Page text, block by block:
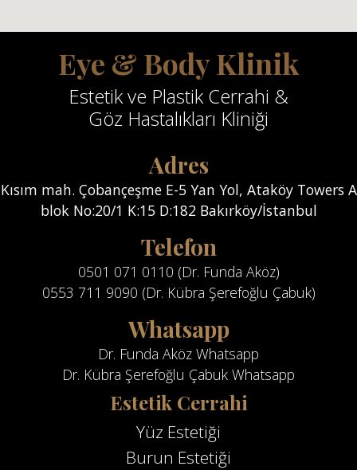
Eye & Body Klinik
Estetik ve Plastik Cerrahi &
Göz Hastalıkları Kliniği
Adres
Kısım mah. Çobançeşme E-5 Yan Yol, Ataköy Towers A
blok No:20/1 K:15 D:182 Bakırköy/İstanbul
Telefon
0501 071 0110 (Dr. Funda Aköz)
0553 711 9090 (Dr. Kübra Şerefoğlu Çabuk)
Whatsapp
Dr. Funda Aköz Whatsapp
Dr. Kübra Şerefoğlu Çabuk Whatsapp
Estetik Cerrahi
Yüz Estetiği
Burun Estetiği